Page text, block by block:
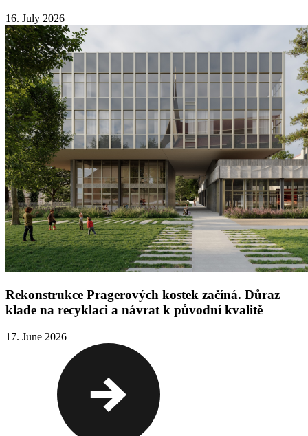
16. July 2026
Rekonstrukce Pragerových kostek začíná. Důraz
klade na recyklaci a návrat k původní kvalitě
17. June 2026